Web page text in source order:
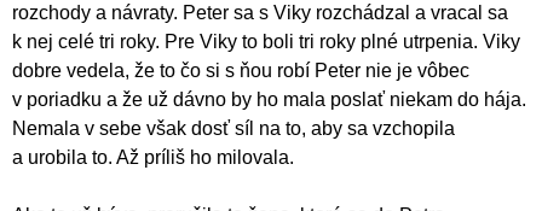
rozchody a návraty. Peter sa s Viky rozchádzal a vracal sa
k nej celé tri roky. Pre Viky to boli tri roky plné utrpenia. Viky
dobre vedela, že to čo si s ňou robí Peter nie je vôbec
v poriadku a že už dávno by ho mala poslať niekam do hája.
Nemala v sebe však dosť síl na to, aby sa vzchopila
a urobila to. Až príliš ho milovala.